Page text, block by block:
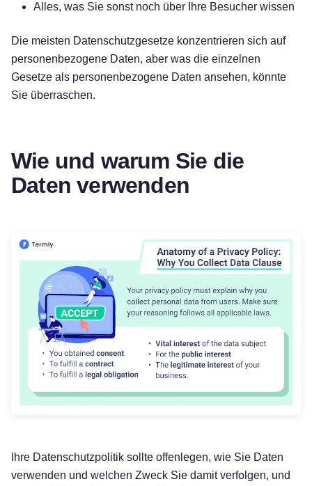
Alles, was Sie sonst noch über Ihre Besucher wissen
Die meisten Datenschutzgesetze konzentrieren sich auf
personenbezogene Daten, aber was die einzelnen
Gesetze als personenbezogene Daten ansehen, könnte
Sie überraschen.
Wie und warum Sie die
Daten verwenden
Ihre Datenschutzpolitik sollte offenlegen, wie Sie Daten
verwenden und welchen Zweck Sie damit verfolgen, und